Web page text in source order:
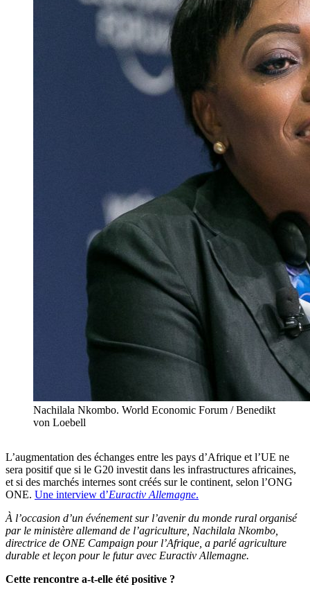
Nachilala Nkombo. World Economic Forum / Benedikt
von Loebell
L’augmentation des échanges entre les pays d’Afrique et l’UE ne
sera positif que si le G20 investit dans les infrastructures africaines,
et si des marchés internes sont créés sur le continent, selon l’ONG
ONE. Une interview d’Euractiv Allemagne.
À l’occasion d’un événement sur l’avenir du monde rural organisé
par le ministère allemand de l’agriculture, Nachilala Nkombo,
directrice de ONE Campaign pour l’Afrique, a parlé agriculture
durable et leçon pour le futur avec Euractiv Allemagne.
Cette rencontre a-t-elle été positive ?